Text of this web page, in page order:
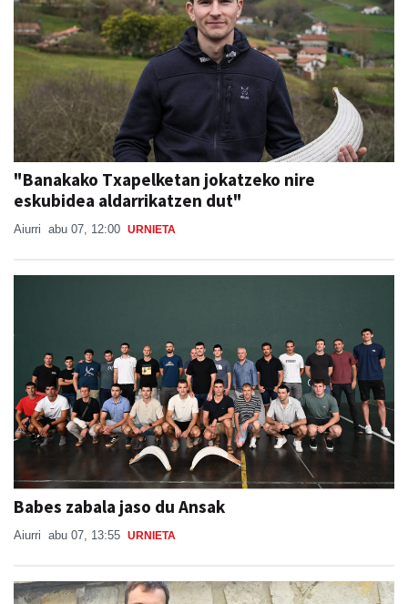
"Banakako Txapelketan jokatzeko nire
eskubidea aldarrikatzen dut"
Aiurri abu 07, 12:00 URNIETA
Babes zabala jaso du Ansak
Aiurri abu 07, 13:55 URNIETA